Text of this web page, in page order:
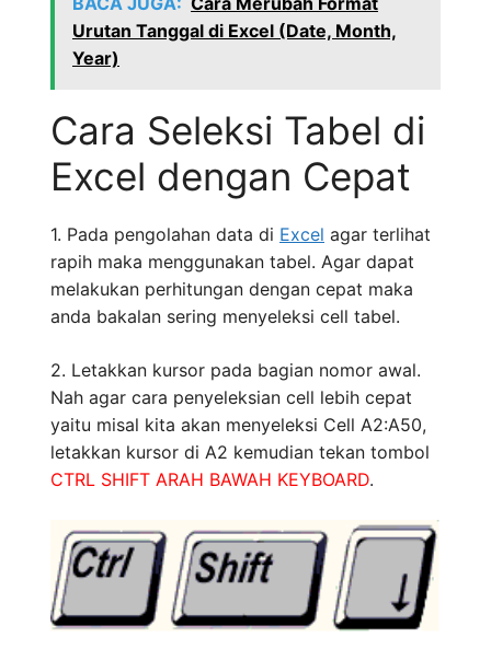
Urutan Tanggal di Excel (Date, Month,
Year)
Cara Seleksi Tabel di
Excel dengan Cepat
1. Pada pengolahan data di Excel agar terlihat
rapih maka menggunakan tabel. Agar dapat
melakukan perhitungan dengan cepat maka
anda bakalan sering menyeleksi cell tabel.
2. Letakkan kursor pada bagian nomor awal.
Nah agar cara penyeleksian cell lebih cepat
yaitu misal kita akan menyeleksi Cell A2:A50,
letakkan kursor di A2 kemudian tekan tombol
CTRL SHIFT ARAH BAWAH KEYBOARD.